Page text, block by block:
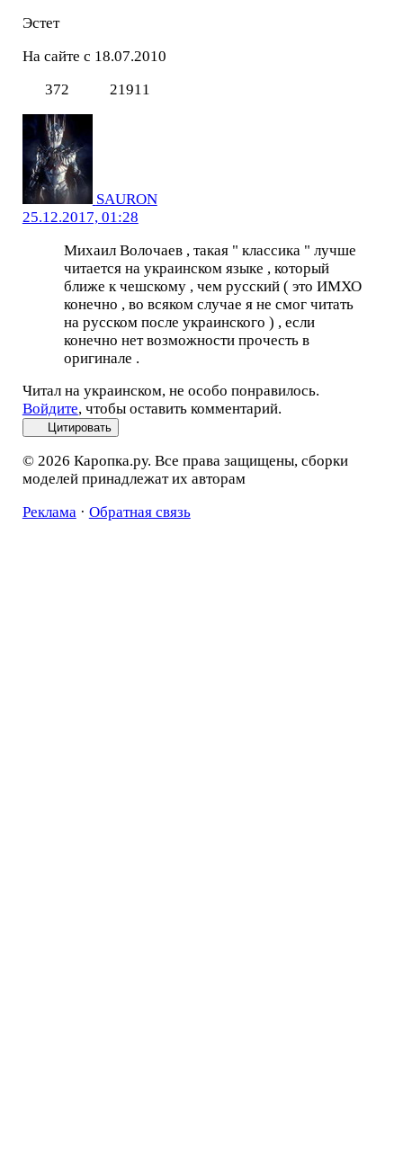
Эстет
На сайте с 18.07.2010
372
21911
SAURON
25.12.2017, 01:28
Михаил Волочаев , такая " классика " лучше
читается на украинском языке , который
ближе к чешскому , чем русский ( это ИМХО
конечно , во всяком случае я не смог читать
на русском после украинского ) , если
конечно нет возможности прочесть в
оригинале .
Читал на украинском, не особо понравилось.
Войдите, чтобы оставить комментарий.
Цитировать
© 2026 Каропка.ру. Все права защищены, сборки
моделей принадлежат их авторам
Реклама· Обратная связь